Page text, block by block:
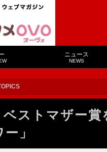
ニュース
NEWS
ベストマザー
」